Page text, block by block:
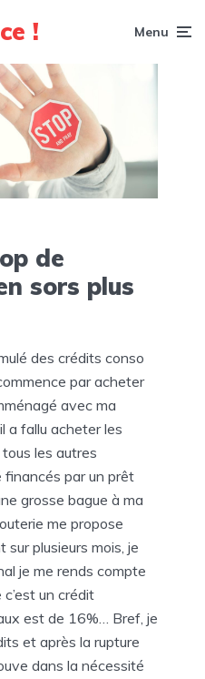
! Menu
de
sors plus
des crédits conso
par acheter
avec ma
a fallu acheter les
les autres
par un prêt
grosse bague à ma
me propose
sur plusieurs mois, je
je me rends compte
un crédit
est de 16%… Bref, je
et après la rupture
dans la nécessité